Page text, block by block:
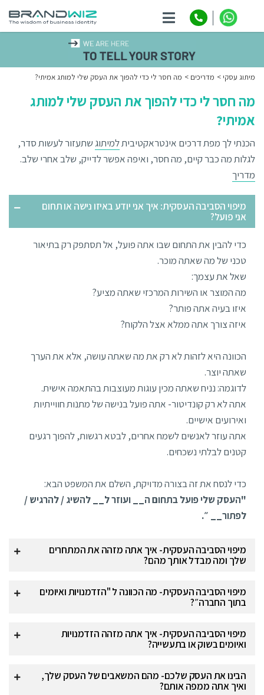
מיתוג עסקי מדריכים מה חסר לי כדי להפוך את העסק שלי למותג אמיתי?
מה חסר לי כדי להפוך את העסק שלי למותג
אמיתי?
הכנתי לך מפת דרכים אינטראקטיביתלמיתוגשתעזור לעשות סדר,
לגלות מה כבר קיים, מה חסר, ואיפה אפשר לדייק, שלב אחרי שלב.
מדריך
מיפוי הסביבה העסקית: איך אני יודע באיזו נישה או תחום
אני פועל?
כדי להבין את התחום שבו אתה פועל, אל תסתפק רק בתיאור
טכני של מה שאתה מוכר.
שאל את עצמך:
מה המוצר או השירות המרכזי שאתה מציע?
איזו בעיה אתה פותר?
איזה צורך אתה ממלא אצל הלקוח?
הכוונה היא לזהות לא רק את מה שאתה עושה, אלא את הערך
שאתה יוצר.
לדוגמה: נניח שאתה מכין עוגות מעוצבות בהתאמה אישית.
אתה לא רק קונדיטור- אתה פועל בנישה של מתנות חווייתיות
ואירועים אישיים.
אתה עוזר לאנשים לשמח אחרים, לבטא רגשות, להפוך רגעים
קטנים לבלתי נשכחים.
כדי לנסח את זה בצורה מדויקת, השלם את המשפט הבא:
"העסק שלי פועל בתחום ה__ ועוזר ל__ להשיג / להרגיש /
לפתור__ ״.
מיפוי הסביבה העסקית- איך אתה מזהה את המתחרים
שלך ומה מבדל אותך מהם?
מיפוי הסביבה העסקית- מה הכוונה ל "הזדמנויות ואיומים
בתוך החברה״?
מיפוי הסביבה העסקית- איך אתה מזהה הזדמנויות
ואיומים בשוק או בתעשייה?
הבינו את העסק שלכם- מהם המשאבים של העסק שלך,
ואיך אתה ממפה אותם?